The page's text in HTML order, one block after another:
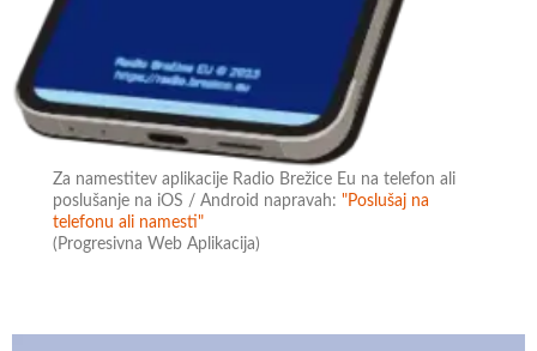
Za namestitev aplikacije Radio Brežice Eu na telefon ali
poslušanje na iOS / Android napravah:"Poslušaj na
telefonu ali namesti"
(Progresivna Web Aplikacija)